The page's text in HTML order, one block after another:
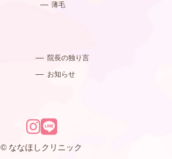
薄毛
院長の独り言
お知らせ
© ななほしクリニック